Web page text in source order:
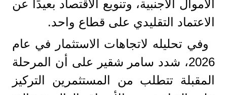
الأموال الأجنبية، وتنويع الاقتصاد بعيدًا عن
الاعتماد التقليدي على قطاع واحد.
وفي تحليله لاتجاهات الاستثمار في عام
2026، شدد سامر شقير على أن المرحلة
المقبلة تتطلب من المستثمرين التركيز